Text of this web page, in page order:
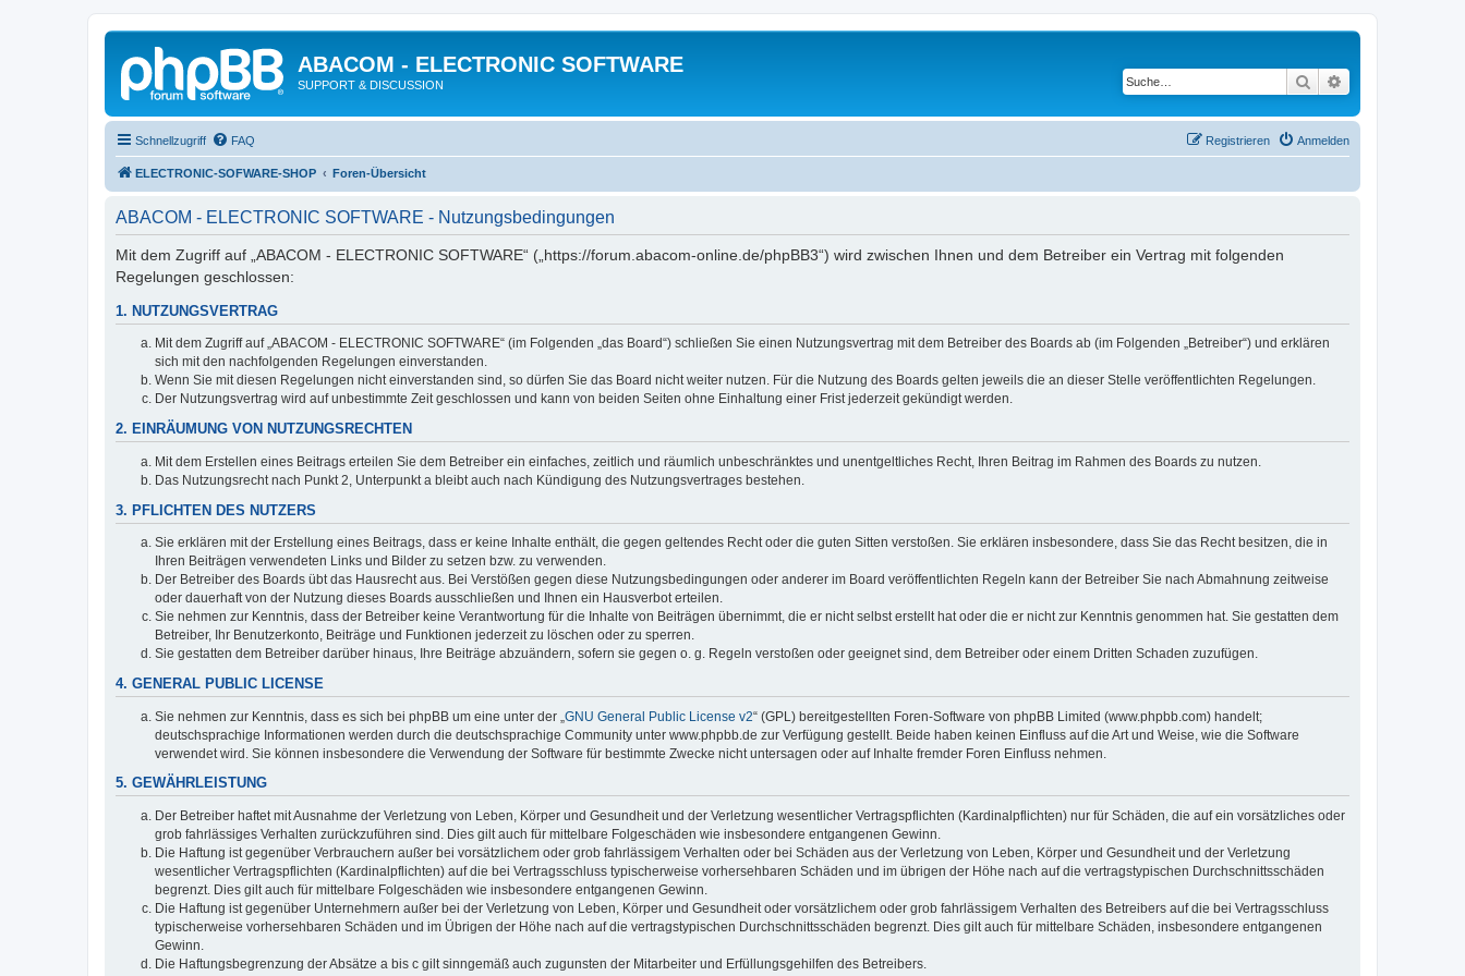
ABACOM - ELECTRONIC SOFTWARE
SUPPORT & DISCUSSION Suche
Schnellzugriff FAQ Anmelden
Registrieren
ELECTRONIC-SOFWARE-SHOP Foren-Übersicht
ABACOM - ELECTRONIC SOFTWARE - Nutzungsbedingungen
Mit dem Zugriff auf „ABACOM - ELECTRONIC SOFTWARE“ („https://forum.abacom-online.de/phpBB3“) wird zwischen Ihnen und dem Betreiber ein Vertrag mit folgenden
Regelungen geschlossen:
1. NUTZUNGSVERTRAG
Mit dem Zugriff auf „ABACOM - ELECTRONIC SOFTWARE“ (im Folgenden „das Board“) schließen Sie einen Nutzungsvertrag mit dem Betreiber des Boards ab (im Folgenden „Betreiber“) und erklären
sich mit den nachfolgenden Regelungen einverstanden.
Wenn Sie mit diesen Regelungen nicht einverstanden sind, so dürfen Sie das Board nicht weiter nutzen. Für die Nutzung des Boards gelten jeweils die an dieser Stelle veröffentlichten Regelungen.
Der Nutzungsvertrag wird auf unbestimmte Zeit geschlossen und kann von beiden Seiten ohne Einhaltung einer Frist jederzeit gekündigt werden.
2. EINRÄUMUNG VON NUTZUNGSRECHTEN
Mit dem Erstellen eines Beitrags erteilen Sie dem Betreiber ein einfaches, zeitlich und räumlich unbeschränktes und unentgeltliches Recht, Ihren Beitrag im Rahmen des Boards zu nutzen.
Das Nutzungsrecht nach Punkt 2, Unterpunkt a bleibt auch nach Kündigung des Nutzungsvertrages bestehen.
3. PFLICHTEN DES NUTZERS
Sie erklären mit der Erstellung eines Beitrags, dass er keine Inhalte enthält, die gegen geltendes Recht oder die guten Sitten verstoßen. Sie erklären insbesondere, dass Sie das Recht besitzen, die in
Ihren Beiträgen verwendeten Links und Bilder zu setzen bzw. zu verwenden.
Der Betreiber des Boards übt das Hausrecht aus. Bei Verstößen gegen diese Nutzungsbedingungen oder anderer im Board veröffentlichten Regeln kann der Betreiber Sie nach Abmahnung zeitweise
oder dauerhaft von der Nutzung dieses Boards ausschließen und Ihnen ein Hausverbot erteilen.
Sie nehmen zur Kenntnis, dass der Betreiber keine Verantwortung für die Inhalte von Beiträgen übernimmt, die er nicht selbst erstellt hat oder die er nicht zur Kenntnis genommen hat. Sie gestatten dem
Betreiber, Ihr Benutzerkonto, Beiträge und Funktionen jederzeit zu löschen oder zu sperren.
Sie gestatten dem Betreiber darüber hinaus, Ihre Beiträge abzuändern, sofern sie gegen o. g. Regeln verstoßen oder geeignet sind, dem Betreiber oder einem Dritten Schaden zuzufügen.
4. GENERAL PUBLIC LICENSE
Sie nehmen zur Kenntnis, dass es sich bei phpBB um eine unter der „ GNU General Public License v2“ (GPL) bereitgestellten Foren-Software von phpBB Limited (www.phpbb.com) handelt;
deutschsprachige Informationen werden durch die deutschsprachige Community unter www.phpbb.de zur Verfügung gestellt. Beide haben keinen Einfluss auf die Art und Weise, wie die Software
verwendet wird. Sie können insbesondere die Verwendung der Software für bestimmte Zwecke nicht untersagen oder auf Inhalte fremder Foren Einfluss nehmen.
5. GEWÄHRLEISTUNG
Der Betreiber haftet mit Ausnahme der Verletzung von Leben, Körper und Gesundheit und der Verletzung wesentlicher Vertragspflichten (Kardinalpflichten) nur für Schäden, die auf ein vorsätzliches oder
grob fahrlässiges Verhalten zurückzuführen sind. Dies gilt auch für mittelbare Folgeschäden wie insbesondere entgangenen Gewinn.
Die Haftung ist gegenüber Verbrauchern außer bei vorsätzlichem oder grob fahrlässigem Verhalten oder bei Schäden aus der Verletzung von Leben, Körper und Gesundheit und der Verletzung
wesentlicher Vertragspflichten (Kardinalpflichten) auf die bei Vertragsschluss typischerweise vorhersehbaren Schäden und im übrigen der Höhe nach auf die vertragstypischen Durchschnittsschäden
begrenzt. Dies gilt auch für mittelbare Folgeschäden wie insbesondere entgangenen Gewinn.
Die Haftung ist gegenüber Unternehmern außer bei der Verletzung von Leben, Körper und Gesundheit oder vorsätzlichem oder grob fahrlässigem Verhalten des Betreibers auf die bei Vertragsschluss
typischerweise vorhersehbaren Schäden und im Übrigen der Höhe nach auf die vertragstypischen Durchschnittsschäden begrenzt. Dies gilt auch für mittelbare Schäden, insbesondere entgangenen
Gewinn.
Die Haftungsbegrenzung der Absätze a bis c gilt sinngemäß auch zugunsten der Mitarbeiter und Erfüllungsgehilfen des Betreibers.